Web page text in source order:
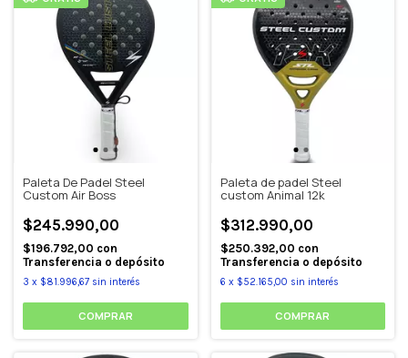
Paleta De Padel Steel
Custom Air Boss
$245.990,00
$196.792,00 con
Transferencia o depósito
3 x $81.996,67 sin interés
Paleta de padel Steel
custom Animal 12k
$312.990,00
$250.392,00 con
Transferencia o depósito
6 x $52.165,00 sin interés